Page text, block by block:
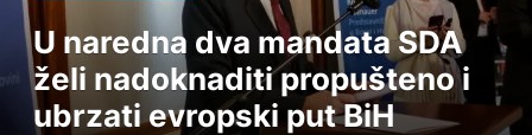
U naredna dva mandata SDA
želi nadoknaditi propušteno i
ubrzati evropski put BiH